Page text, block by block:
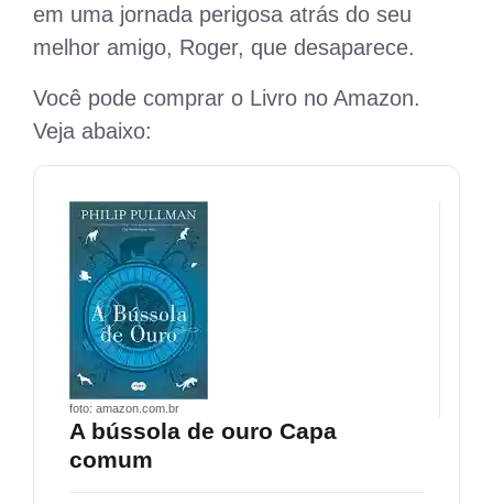
em uma jornada perigosa atrás do seu
melhor amigo, Roger, que desaparece.
Você pode comprar o Livro no Amazon.
Veja abaixo:
foto: amazon.com.br
A bússola de ouro Capa
comum